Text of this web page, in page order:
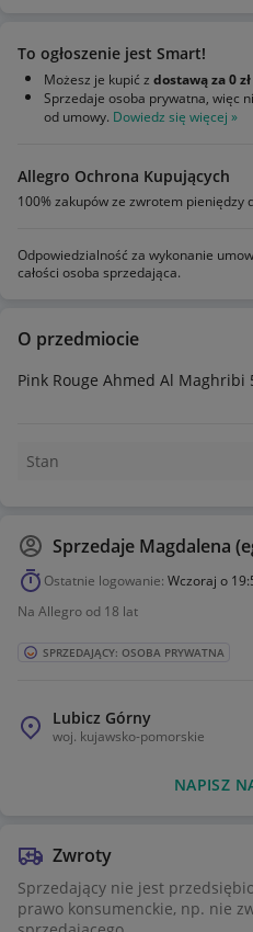
To ogłoszenie jest Smart!
Możesz je kupić z dostawą za 0 zł
Sprzedaje osoba prywatna, więc
od umowy. Dowiedz się więcej »
Allegro Ochrona Kupujących
100% zakupów ze zwrotem pieniędzy
Odpowiedzialność za wykonanie
całości osoba sprzedająca.
O przedmiocie
Pink Rouge Ahmed Al Maghribi
Stan
Sprzedaje Magdalena
Ostatnie logowanie: Wczoraj o
Na Allegro od 18 lat
SPRZEDAJĄCY: OSOBA PRYWATNA
Lubicz Górny
woj. kujawsko-pomorskie
NAPISZ
Zwroty
Sprzedający nie jest
prawo konsumenckie, np. nie